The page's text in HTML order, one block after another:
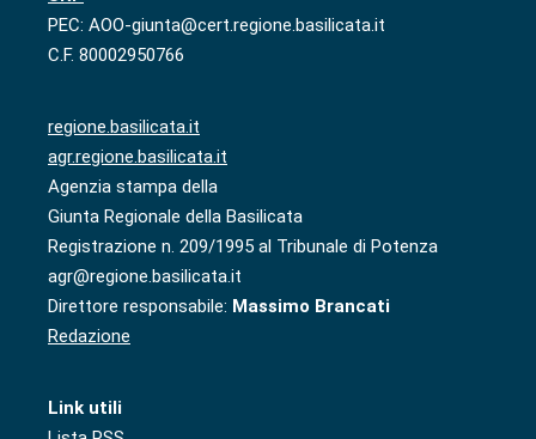
PEC: AOO-giunta@cert.regione.basilicata.it
C.F. 80002950766
regione.basilicata.it
agr.regione.basilicata.it
Agenzia stampa della
Giunta Regionale della Basilicata
Registrazione n. 209/1995 al Tribunale di Potenza
agr@regione.basilicata.it
Direttore responsabile: Massimo Brancati
Redazione
Link utili